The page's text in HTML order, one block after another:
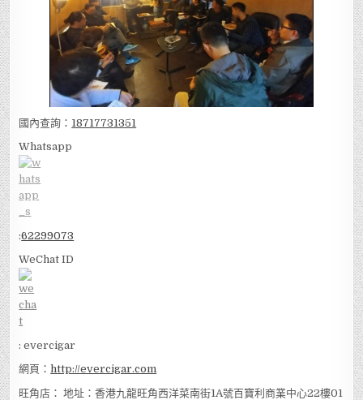
國內查詢： 18717731351
Whatsapp
:62299073
WeChat ID
: evercigar
網頁：http://evercigar.com
旺角店： 地址：香港九龍旺角西洋菜南街1A號百寶利商業中心22樓01